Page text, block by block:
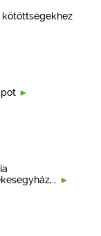
kötöttségekhez